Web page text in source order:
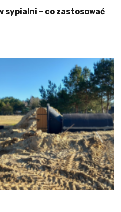
sypialni – co zastosować